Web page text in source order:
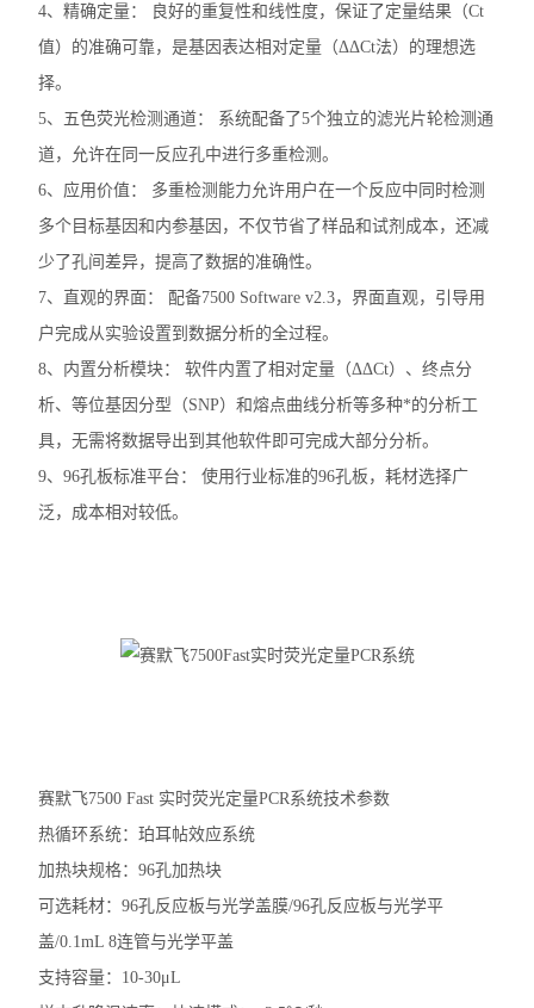
电穿孔仪
细胞计数仪
电泳仪电泳槽
伯乐T100梯度PCR仪
核酸定量仪荧光计
实时荧光定量PCR仪
4、精确定量： 良好的重复性和线性度，保证了定量结果（Ct
值）的准确可靠，是基因表达相对定量（ΔΔCt法）的理想选
择。
5、五色荧光检测通道： 系统配备了5个独立的滤光片轮检测通
道，允许在同一反应孔中进行多重检测。
6、应用价值： 多重检测能力允许用户在一个反应中同时检测
多个目标基因和内参基因，不仅节省了样品和试剂成本，还减
少了孔间差异，提高了数据的准确性。
7、直观的界面： 配备7500 Software v2.3，界面直观，引导用
户完成从实验设置到数据分析的全过程。
8、内置分析模块： 软件内置了相对定量（ΔΔCt）、终点分
析、等位基因分型（SNP）和熔点曲线分析等多种*的分析工
具，无需将数据导出到其他软件即可完成大部分分析。
9、96孔板标准平台： 使用行业标准的96孔板，耗材选择广
泛，成本相对较低。
赛默飞7500 Fast 实时荧光定量PCR系统技术参数
热循环系统：珀耳帖效应系统
加热块规格：96孔加热块
可选耗材：96孔反应板与光学盖膜/96孔反应板与光学平
盖/0.1mL 8连管与光学平盖
支持容量：10-30μL